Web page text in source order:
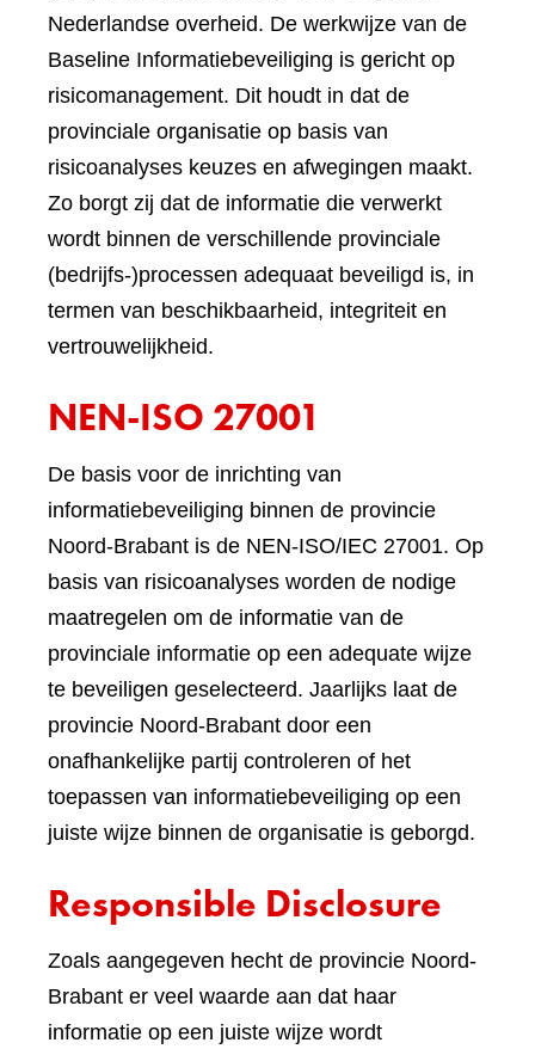
Nederlandse overheid. De werkwijze van de
Baseline Informatiebeveiliging is gericht op
risicomanagement. Dit houdt in dat de
provinciale organisatie op basis van
risicoanalyses keuzes en afwegingen maakt.
Zo borgt zij dat de informatie die verwerkt
wordt binnen de verschillende provinciale
(bedrijfs-)processen adequaat beveiligd is, in
termen van beschikbaarheid, integriteit en
vertrouwelijkheid.
NEN-ISO 27001
De basis voor de inrichting van
informatiebeveiliging binnen de provincie
Noord-Brabant is de NEN-ISO/IEC 27001. Op
basis van risicoanalyses worden de nodige
maatregelen om de informatie van de
provinciale informatie op een adequate wijze
te beveiligen geselecteerd. Jaarlijks laat de
provincie Noord-Brabant door een
onafhankelijke partij controleren of het
toepassen van informatiebeveiliging op een
juiste wijze binnen de organisatie is geborgd.
Responsible Disclosure
Zoals aangegeven hecht de provincie Noord-
Brabant er veel waarde aan dat haar
informatie op een juiste wijze wordt